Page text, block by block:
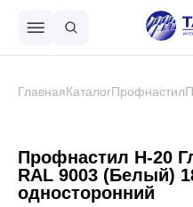
ГлавнаяКаталогПрофнастил
Профнастил Н-20
RAL 9003 (Белый)
односторонний